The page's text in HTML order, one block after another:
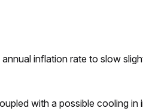
inflation rate to slow
with a possible cooling